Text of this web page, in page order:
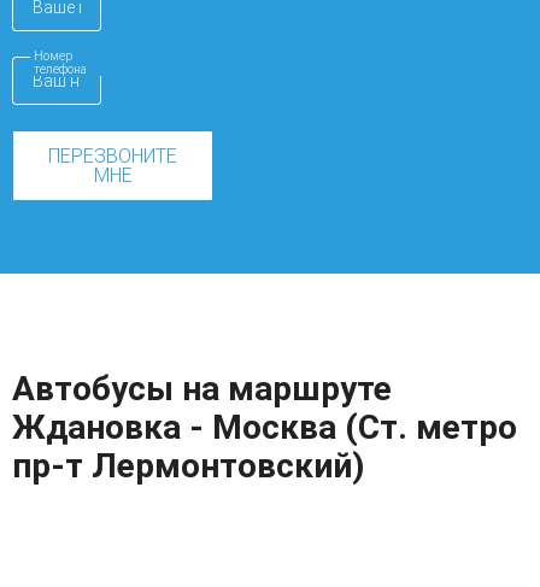
Номер
телефона
ПЕРЕЗВОНИТЕ
МНЕ
Автобусы на маршруте
Ждановка - Москва (Ст. метро
пр-т Лермонтовский)